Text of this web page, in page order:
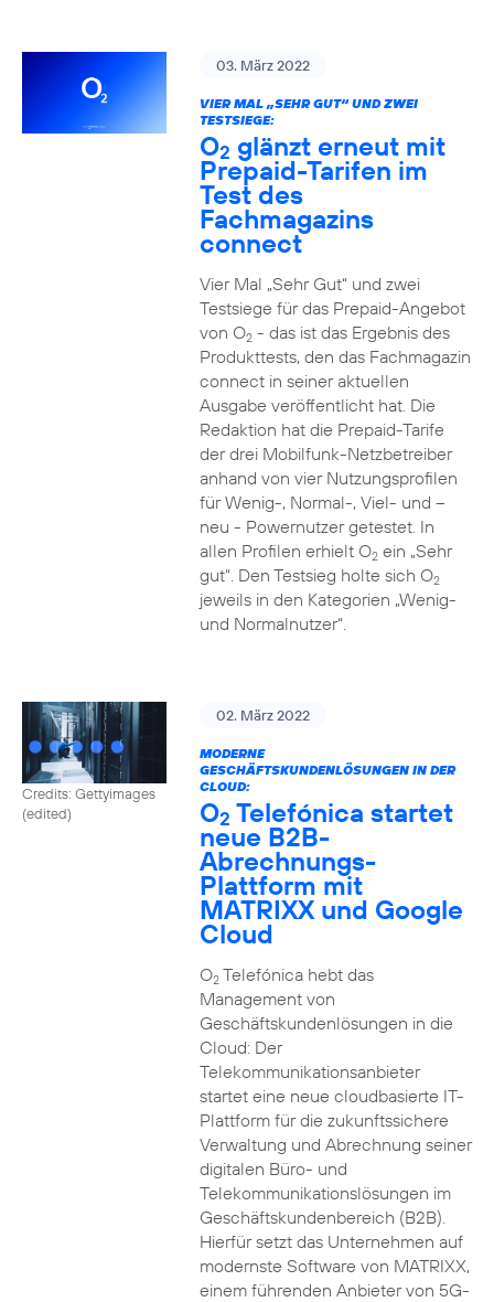
03. März 2022
VIER MAL „SEHR GUT“ UND ZWEI
TESTSIEGE:
O2 glänzt erneut mit
Prepaid-Tarifen im
Test des
Fachmagazins
connect
Vier Mal „Sehr Gut“ und zwei
Testsiege für das Prepaid-Angebot
von O2- das ist das Ergebnis des
Produkttests, den das Fachmagazin
connect in seiner aktuellen
Ausgabe veröffentlicht hat. Die
Redaktion hat die Prepaid-Tarife
der drei Mobilfunk-Netzbetreiber
anhand von vier Nutzungsprofilen
für Wenig-, Normal-, Viel- und –
neu - Powernutzer getestet. In
allen Profilen erhielt O2ein „Sehr
gut“. Den Testsieg holte sich O2
jeweils in den Kategorien „Wenig-
und Normalnutzer“.
Credits: Gettyimages
(edited)
02. März 2022
MODERNE
GESCHÄFTSKUNDENLÖSUNGEN IN DER
CLOUD:
O2 Telefónica startet
neue B2B-
Abrechnungs-
Plattform mit
MATRIXX und Google
Cloud
O2Telefónica hebt das
Management von
Geschäftskundenlösungen in die
Cloud: Der
Telekommunikationsanbieter
startet eine neue cloudbasierte IT-
Plattform für die zukunftssichere
Verwaltung und Abrechnung seiner
digitalen Büro- und
Telekommunikationslösungen im
Geschäftskundenbereich (B2B).
Hierfür setzt das Unternehmen auf
modernste Software von MATRIXX,
einem führenden Anbieter von 5G-